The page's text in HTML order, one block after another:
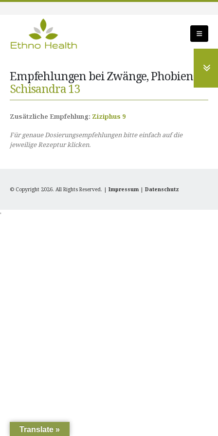
Empfehlungen bei Zwänge, Phobien:
Schisandra 13
Zusätzliche Empfehlung: Ziziphus 9
Für genaue Dosierungsempfehlungen bitte einfach auf die
jeweilige Rezeptur klicken.
© Copyright 2026. All Rights Reserved. | Impressum | Datenschutz
'
Translate »